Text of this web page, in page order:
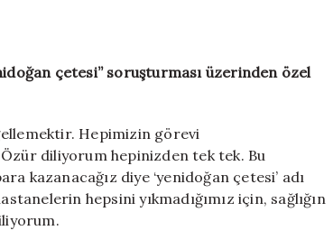
çetesi” soruşturması üzerinden özel
Hepimizin görevi
diliyorum hepinizden tek tek. Bu
kazanacağız diye ‘yenidoğan çetesi’ adı
hepsini yıkmadığımız için, sağlığın